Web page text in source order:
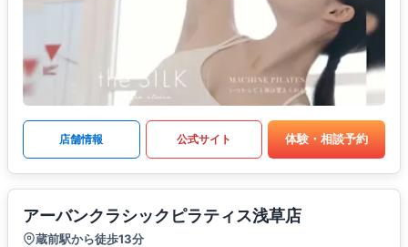
店舗情報 公式サイト 体験・相談予約
アーバンクラシックピラティス浅草店
蔵前駅から徒歩13分